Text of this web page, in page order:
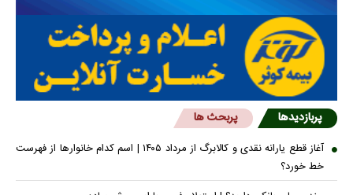
پربازدیدها پربحث ها
آغاز قطع یارانه نقدی و کالابرگ از مرداد ۱۴۰۵ | اسم کدام خانوار‌ها از فهرست
خط خورد؟